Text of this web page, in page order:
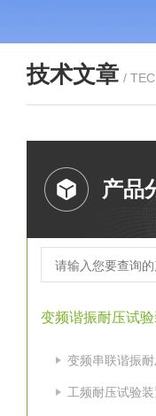
技术文章 /
产品
变频谐振耐压试
变频串联谐振
工频耐压试验装